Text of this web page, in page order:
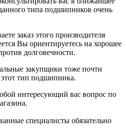
типа подшипников очень
заказ этого производителя
Вы ориентируетесь на хорошее
долговечности.
закупщики тоже почти
тип подшипника.
интересующий вас вопрос по
специалисты обязательно